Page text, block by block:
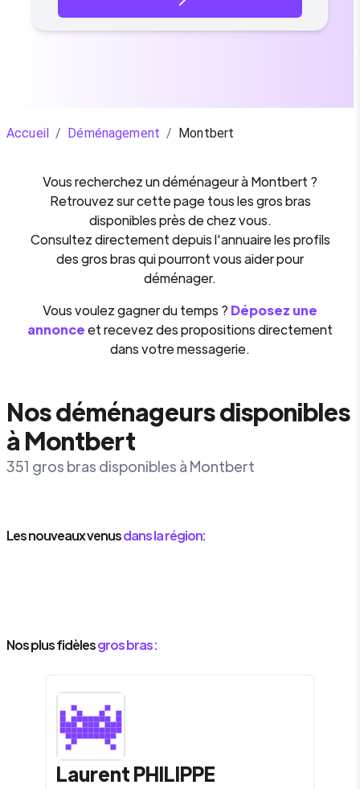
Accueil / Déménagement / Montbert
Vous recherchez undéménageuràMontbert ?
Retrouvez sur cette page tous les gros bras
disponibles près de chez vous.
Consultez directement depuis l'annuaire les profils
des gros bras qui pourront vous aider pour
déménager.
Vous voulez gagner du temps ? Déposez une
annonceet recevez des propositions directement
dans votre messagerie.
Nos déménageurs disponibles
à Montbert
351 gros bras disponibles à Montbert
Les nouveaux venusdans la région:
Nos plus fidèlesgros bras :
LaurentPHILIPPE